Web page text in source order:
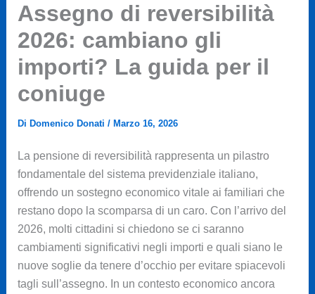
Assegno di reversibilità
2026: cambiano gli
importi? La guida per il
coniuge
Di Domenico Donati / Marzo 16, 2026
La pensione di reversibilità rappresenta un pilastro
fondamentale del sistema previdenziale italiano,
offrendo un sostegno economico vitale ai familiari che
restano dopo la scomparsa di un caro. Con l’arrivo del
2026, molti cittadini si chiedono se ci saranno
cambiamenti significativi negli importi e quali siano le
nuove soglie da tenere d’occhio per evitare spiacevoli
tagli sull’assegno. In un contesto economico ancora